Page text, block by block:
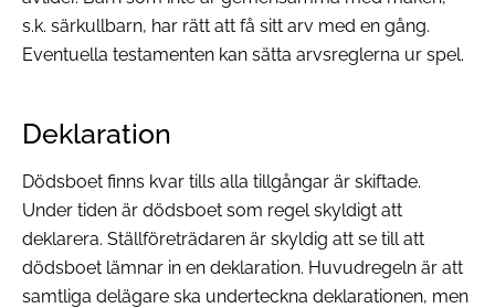
s.k. särkullbarn, har rätt att få sitt arv med en gång.
Eventuella testamenten kan sätta arvsreglerna ur spel.
Deklaration
Dödsboet finns kvar tills alla tillgångar är skiftade.
Under tiden är dödsboet som regel skyldigt att
deklarera. Ställföreträdaren är skyldig att se till att
dödsboet lämnar in en deklaration. Huvudregeln är att
samtliga delägare ska underteckna deklarationen, men